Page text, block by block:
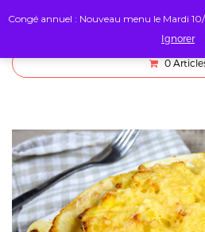
0
Congé annuel : Nouveau menu le Mardi
Ignorer